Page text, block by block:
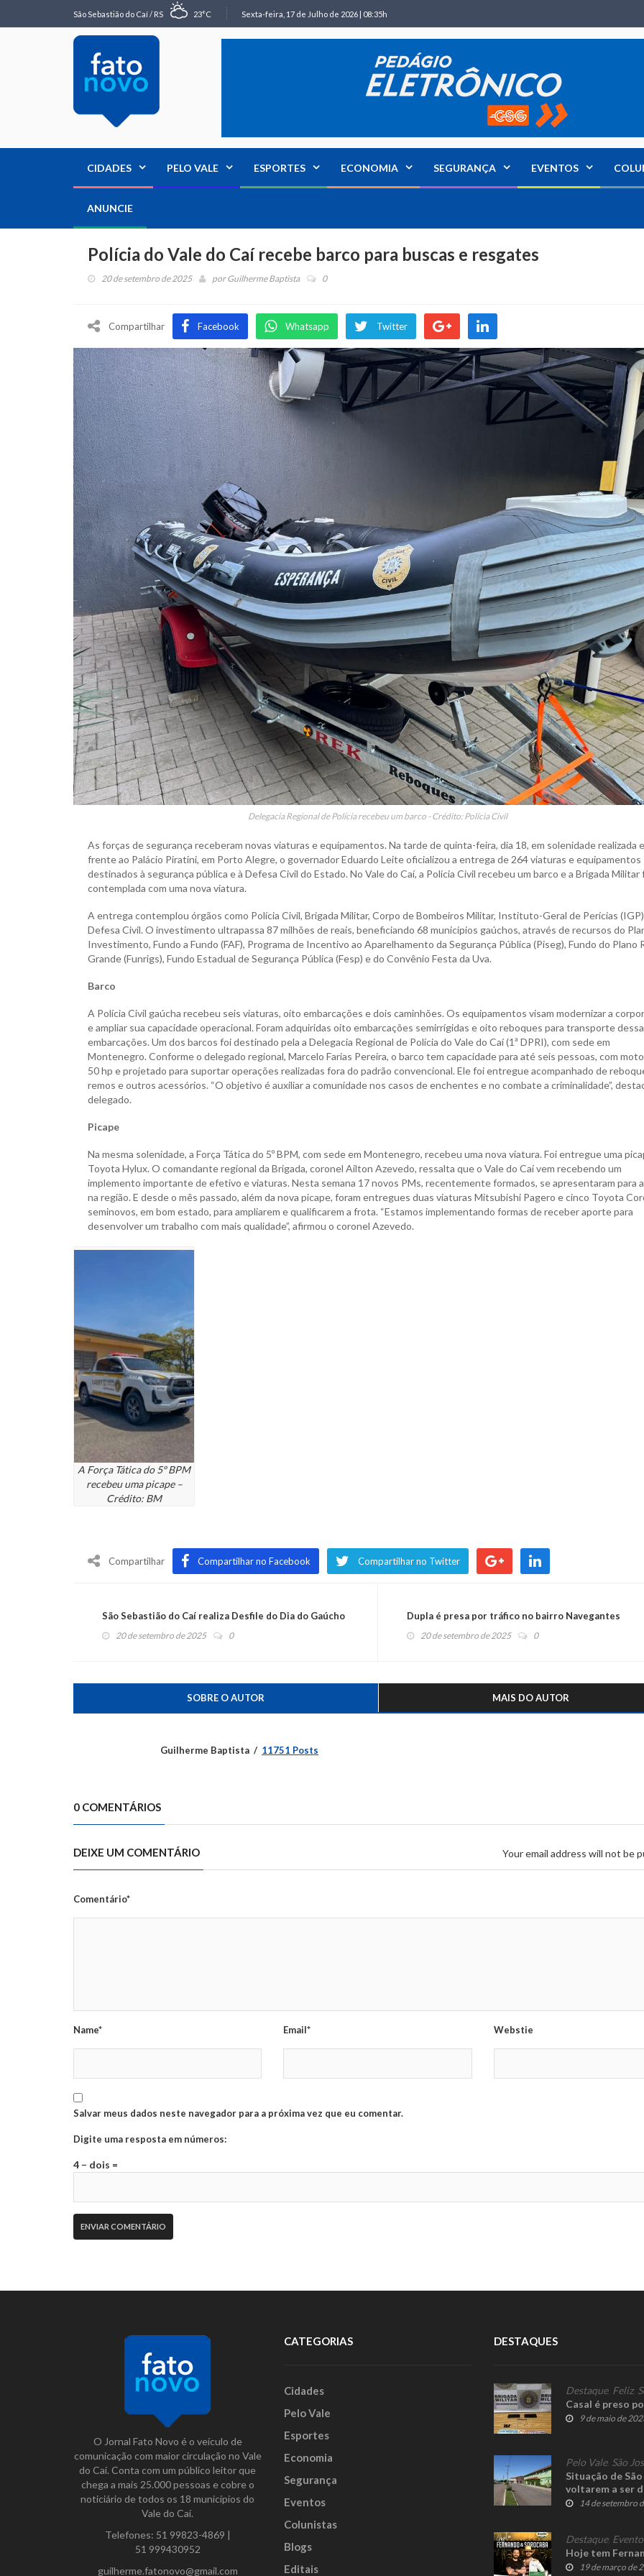
São Sebastião do Caí / RS 23°C Sexta-feira, 17 de Julho de 2026 | 08:35h
CIDADES PELO VALE ESPORTES ECONOMIA SEGURANÇA EVENTOS
ANUNCIE
Polícia do Vale do Caí recebe barco para buscas e resgates
20 de setembro de 2025 porGuilherme Baptista 0
Compartilhar Facebook Whatsapp Twitter
Delegacia Regional de Polícia recebeu um barco - Crédito: Polícia Civil
As forças de segurança receberam novas viaturas e equipamentos. Na tarde de quinta-feira, dia 18, em solenidade realizada
frente ao Palácio Piratini, em Porto Alegre, o governador Eduardo Leite oficializou a entrega de 264 viaturas e equipamentos
destinados à segurança pública e à Defesa Civil do Estado. No Vale do Caí, a Polícia Civil recebeu um barco e a Brigada Militar
contemplada com uma nova viatura.
A entrega contemplou órgãos como Polícia Civil, Brigada Militar, Corpo de Bombeiros Militar, Instituto-Geral de Perícias
Defesa Civil. O investimento ultrapassa 87 milhões de reais, beneficiando 68 municípios gaúchos, através de recursos do
Investimento, Fundo a Fundo (FAF), Programa de Incentivo ao Aparelhamento da Segurança Pública (Piseg), Fundo do Plano
Grande (Funrigs), Fundo Estadual de Segurança Pública (Fesp) e do Convênio Festa da Uva.
Barco
A Polícia Civil gaúcha recebeu seis viaturas, oito embarcações e dois caminhões. Os equipamentos visam modernizar a
e ampliar sua capacidade operacional. Foram adquiridas oito embarcações semirrígidas e oito reboques para transporte
embarcações. Um dos barcos foi destinado pela a Delegacia Regional de Polícia do Vale do Caí (1ª DPRI), com sede em
Montenegro. Conforme o delegado regional, Marcelo Farias Pereira, o barco tem capacidade para até seis pessoas, com
50 hp e projetado para suportar operações realizadas fora do padrão convencional. Ele foi entregue acompanhado de
remos e outros acessórios. “O objetivo é auxiliar a comunidade nos casos de enchentes e no combate a criminalidade”,
delegado.
Picape
Na mesma solenidade, a Força Tática do 5º BPM, com sede em Montenegro, recebeu uma nova viatura. Foi entregue uma
Toyota Hylux. O comandante regional da Brigada, coronel Ailton Azevedo, ressalta que o Vale do Caí vem recebendo um
implemento importante de efetivo e viaturas. Nesta semana 17 novos PMs, recentemente formados, se apresentaram para
na região. E desde o mês passado, além da nova picape, foram entregues duas viaturas Mitsubishi Pagero e cinco Toyota
seminovos, em bom estado, para ampliarem e qualificarem a frota. “Estamos implementando formas de receber aporte para
desenvolver um trabalho com mais qualidade”, afirmou o coronel Azevedo.
A Força Tática do 5º BPM
recebeu uma picape –
Crédito: BM
Compartilhar Compartilhar no Facebook Compartilhar no Twitter
São Sebastião do Caí realiza Desfile do Dia do Gaúcho
20 de setembro de 2025 0
Dupla é presa por tráfico no bairro Navegantes
20 de setembro de 2025 0
SOBRE O AUTOR MAIS DO AUTOR
Guilherme Baptista 11751 Posts
0 COMENTÁRIOS
DEIXE UM COMENTÁRIO Your email address will not be
Comentário*
Name* Email* Webstie
Salvar meus dados neste navegador para a próxima vez que eu comentar.
Digite uma resposta em números:
4 − dois =
O Jornal Fato Novo é o veículo de
comunicação com maior circulação no Vale
do Caí. Conta com um público leitor que
chega a mais 25.000 pessoas e cobre o
noticiário de todos os 18 municípios do
Vale do Caí.
Telefones: 51 99823-4869 |
51 999430952
guilherme.fatonovo@gmail.com
CATEGORIAS
Cidades
Pelo Vale
Esportes
Economia
Segurança
Eventos
Colunistas
Blogs
Editais
DESTAQUES
Destaque, Feliz,
Casal é preso
9 de maio de
Pelo Vale, São
Situação de
voltarem a ser
14 de setembro
Destaque,
Hoje tem
19 de março de